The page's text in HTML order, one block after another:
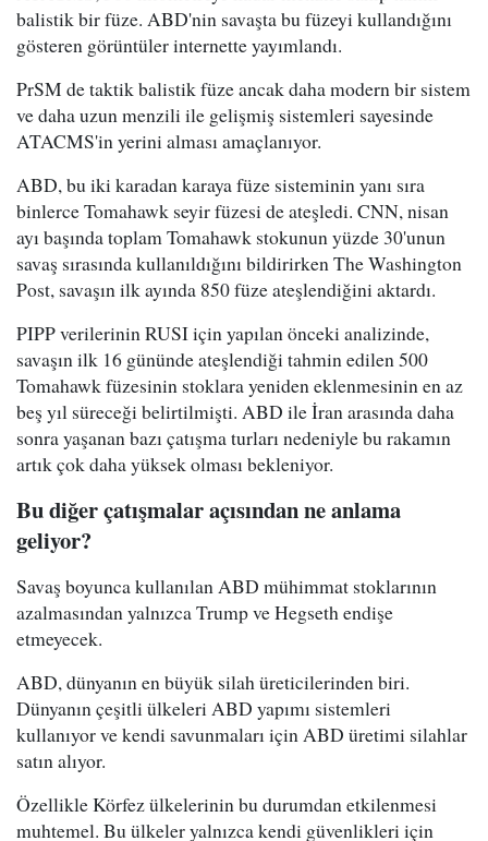
balistik bir füze. ABD'nin savaşta bu füzeyi kullandığını
gösteren görüntüler internette yayımlandı.
PrSM de taktik balistik füze ancak daha modern bir sistem
ve daha uzun menzili ile gelişmiş sistemleri sayesinde
ATACMS'in yerini alması amaçlanıyor.
ABD, bu iki karadan karaya füze sisteminin yanı sıra
binlerce Tomahawk seyir füzesi de ateşledi. CNN, nisan
ayı başında toplam Tomahawk stokunun yüzde 30'unun
savaş sırasında kullanıldığını bildirirken The Washington
Post, savaşın ilk ayında 850 füze ateşlendiğini aktardı.
PIPP verilerinin RUSI için yapılan önceki analizinde,
savaşın ilk 16 gününde ateşlendiği tahmin edilen 500
Tomahawk füzesinin stoklara yeniden eklenmesinin en az
beş yıl süreceği belirtilmişti. ABD ile İran arasında daha
sonra yaşanan bazı çatışma turları nedeniyle bu rakamın
artık çok daha yüksek olması bekleniyor.
Bu diğer çatışmalar açısından ne anlama
geliyor?
Savaş boyunca kullanılan ABD mühimmat stoklarının
azalmasından yalnızca Trump ve Hegseth endişe
etmeyecek.
ABD, dünyanın en büyük silah üreticilerinden biri.
Dünyanın çeşitli ülkeleri ABD yapımı sistemleri
kullanıyor ve kendi savunmaları için ABD üretimi silahlar
satın alıyor.
Özellikle Körfez ülkelerinin bu durumdan etkilenmesi
muhtemel. Bu ülkeler yalnızca kendi güvenlikleri için